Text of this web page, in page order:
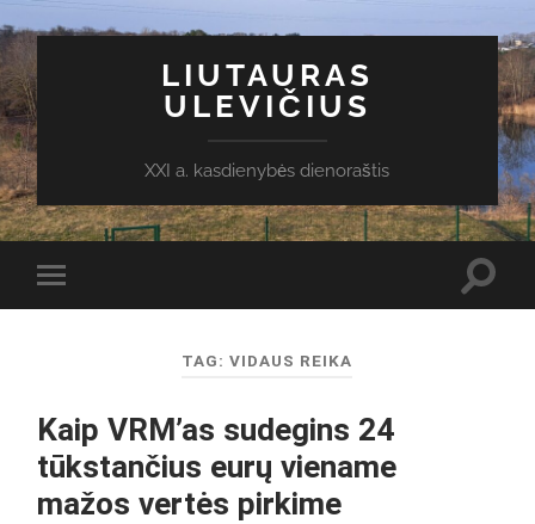
LIUTAURAS
ULEVIČIUS
XXI a. kasdienybės dienoraštis
Toggle
mobile
TAG:VIDAUS REIKA
Kaip VRM’as sudegins 24
tūkstančius eurų viename
mažos vertės pirkime